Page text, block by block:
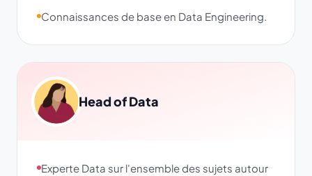
Connaissances de base en Data Engineering.
Head of Data
Experte Data sur l'ensemble des sujets autour